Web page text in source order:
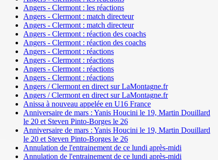
Angers - Clermont : les réactions
Angers - Clermont : match directeur
Angers - Clermont : match directeur
Angers - Clermont : réaction des coachs
Angers - Clermont : réaction des coachs
Angers - Clermont : réactions
Angers - Clermont : réactions
Angers - Clermont : réactions
Angers - Clermont : réactions
Angers / Clermont en direct sur LaMontagne.fr
Angers / Clermont en direct sur LaMontagne.fr
Anissa à nouveau appelée en U16 France
Anniversaire de mars : Yanis Houcini le 19, Martin Douillard
le 20 et Steven Pinto-Borges le 26
Anniversaire de mars : Yanis Houcini le 19, Martin Douillard
le 20 et Steven Pinto-Borges le 26
Annulation de l'entrainement de ce lundi après-midi
Annulation de l'entrainement de ce lundi après-midi